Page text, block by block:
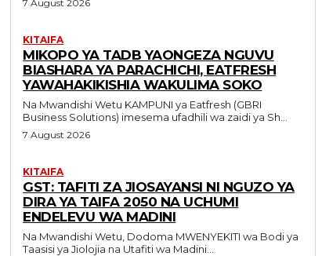
7 August 2026
KITAIFA
MIKOPO YA TADB YAONGEZA NGUVU
BIASHARA YA PARACHICHI, EATFRESH
YAWAHAKIKISHIA WAKULIMA SOKO
Na Mwandishi Wetu KAMPUNI ya Eatfresh (GBRI
Business Solutions) imesema ufadhili wa zaidi ya Sh...
7 August 2026
KITAIFA
GST: TAFITI ZA JIOSAYANSI NI NGUZO YA
DIRA YA TAIFA 2050 NA UCHUMI
ENDELEVU WA MADINI
Na Mwandishi Wetu, Dodoma MWENYEKITI wa Bodi ya
Taasisi ya Jiolojia na Utafiti wa Madini...